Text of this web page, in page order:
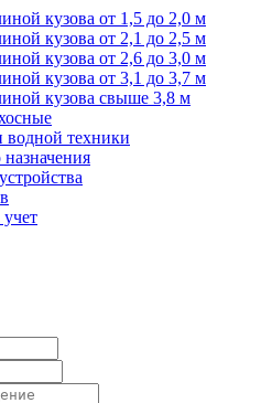
кузова от 1,5 до 2,0 м
кузова от 2,1 до 2,5 м
кузова от 2,6 до 3,0 м
кузова от 3,1 до 3,7 м
кузова свыше 3,8 м
водной техники